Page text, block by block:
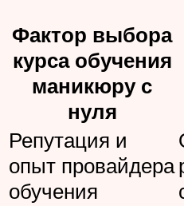
Фактор выбора
курса обучения
маникюру с
нуля
Репутация и
опыт провайдера
обучения